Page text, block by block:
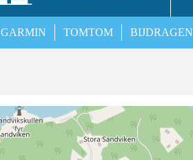
BIJDRAGEN
TOMTOM
GARMIN